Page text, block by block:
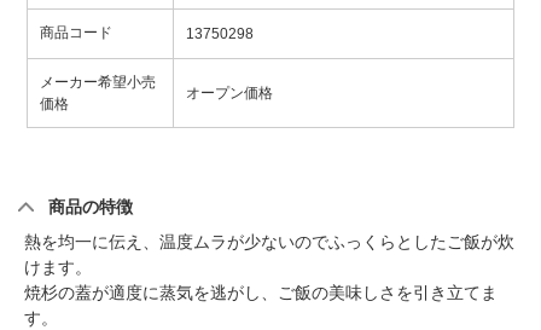
商品コード 13750298
メーカー希望小売
価格
オープン価格
商品の特徴
熱を均一に伝え、温度ムラが少ないのでふっくらとしたご飯が炊
けます。
焼杉の蓋が適度に蒸気を逃がし、ご飯の美味しさを引き立てま
す。